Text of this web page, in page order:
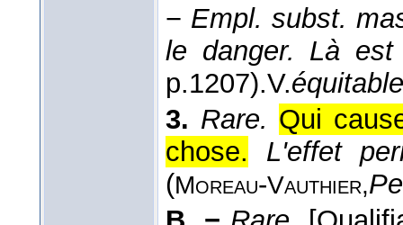
− Empl. subst.
le danger. Là est
p.1207).V.équitable
3. Rare. Qui
chose.
L'effet
(Moreau-Vauthier,